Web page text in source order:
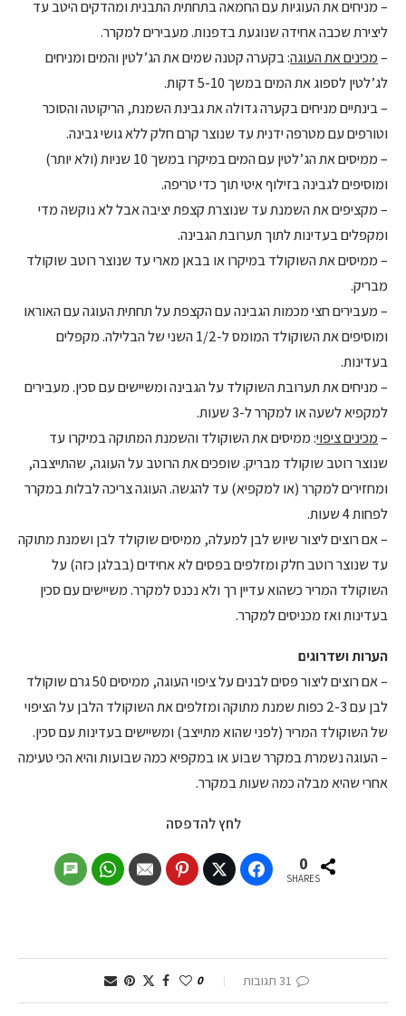
– מניחים את העוגיות עם החמאה בתחתית התבנית ומהדקים היטב עד
ליצירת שכבה אחידה שנוגעת בדפנות. מעבירים למקרר.
–מכינים את העוגה: בקערה קטנה שמים את הג’לטין והמים ומניחים
לג’לטין לספוג את המים במשך 5-10 דקות.
– בינתיים מניחים בקערה גדולה את גבינת השמנת, הריקוטה והסוכר
וטורפים עם מטרפה ידנית עד שנוצר קרם חלק ללא גושי גבינה.
– ממיסים את הג’לטין עם המים במיקרו במשך 10 שניות (ולא יותר)
ומוסיפים לגבינה בזילוף איטי תוך כדי טריפה.
– מקציפים את השמנת עד שנוצרת קצפת יציבה אבל לא נוקשה מדי
ומקפלים בעדינות לתוך תערובת הגבינה.
– ממיסים את השוקולד במיקרו או בבאן מארי עד שנוצר רוטב שוקולד
מבריק.
– מעבירים חצי מכמות הגבינה עם הקצפת על תחתית העוגה עם האוראו
ומוסיפים את השוקולד המומס ל-1/2 השני של הבלילה. מקפלים
בעדינות.
– מניחים את תערובת השוקולד על הגבינה ומשיישים עם סכין. מעבירים
למקפיא לשעה או למקרר ל-3 שעות.
–מכינים ציפוי: ממיסים את השוקולד והשמנת המתוקה במיקרו עד
שנוצר רוטב שוקולד מבריק. שופכים את הרוטב על העוגה, שהתייצבה,
ומחזירים למקרר (או למקפיא) עד להגשה. העוגה צריכה לבלות במקרר
לפחות 4 שעות.
– אם רוצים ליצור שיוש לבן למעלה, ממיסים שוקולד לבן ושמנת מתוקה
עד שנוצר רוטב חלק ומזלפים בפסים לא אחידים (בבלגן כזה) על
השוקולד המריר כשהוא עדיין רך ולא נכנס למקרר. משיישים עם סכין
בעדינות ואז מכניסים למקרר.
הערות ושדרוגים
– אם רוצים ליצור פסים לבנים על ציפוי העוגה, ממיסים 50 גרם שוקולד
לבן עם 2-3 כפות שמנת מתוקה ומזלפים את השוקולד הלבן על הציפוי
של השוקולד המריר (לפני שהוא מתייצב) ומשיישים בעדינות עם סכין.
– העוגה נשמרת במקרר שבוע או במקפיא כמה שבועות והיא הכי טעימה
אחרי שהיא מבלה כמה שעות במקרר.
לחץ להדפסה
0
SHARES
31 תגובות 0